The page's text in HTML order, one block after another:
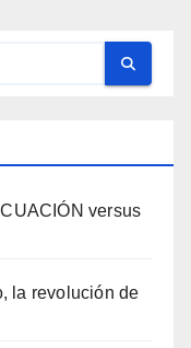
versus
la revolución de